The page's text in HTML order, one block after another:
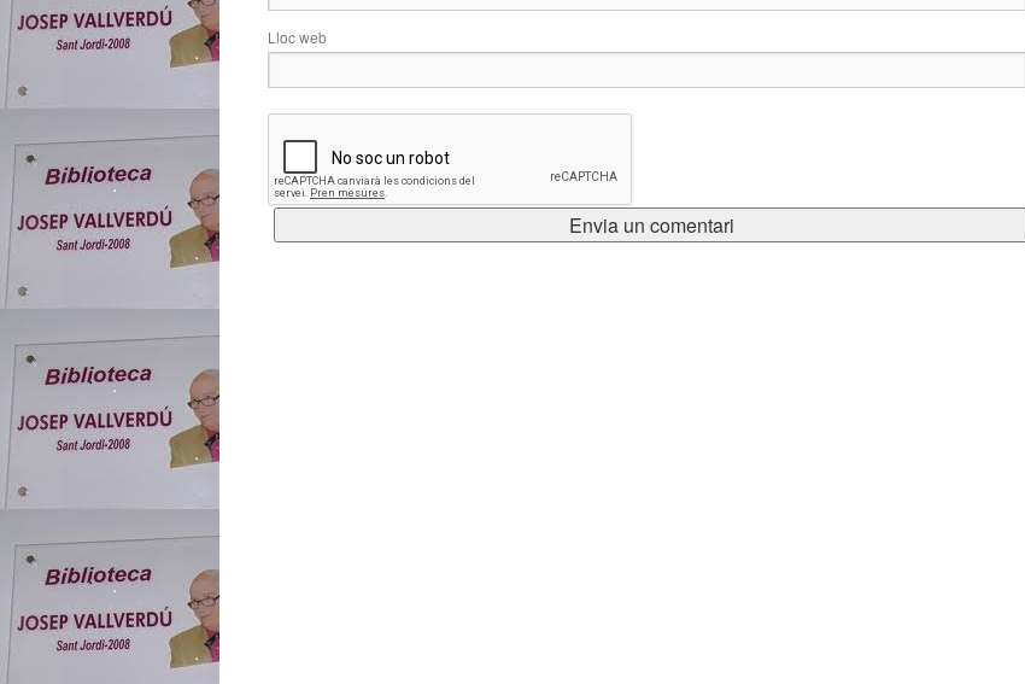
Lloc web